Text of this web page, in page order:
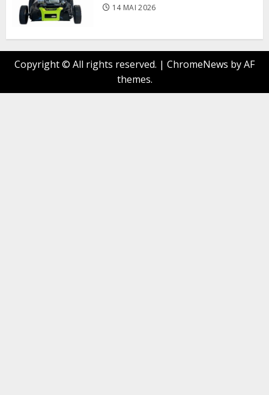
14 MAI 2026
Copyright © All rights reserved. | ChromeNews by AF
themes.